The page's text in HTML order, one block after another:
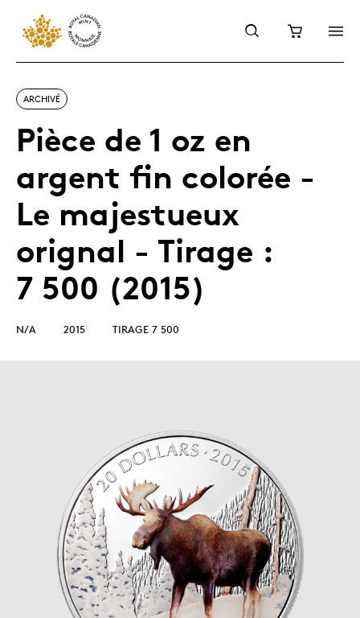
ARCHIVÉ
Pièce de 1 oz en
argent fin colorée -
Le majestueux
orignal - Tirage :
7 500 (2015)
N/A 2015 TIRAGE 7 500